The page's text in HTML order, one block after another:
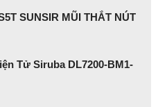
SUNSIR MŨI THẮT NÚT
Tử Siruba DL7200-BM1-